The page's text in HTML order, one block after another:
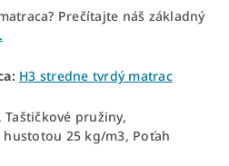
Prečítajte náš základný
H3 stredne tvrdý matrac
Taštičkové pružiny,
hustotou 25 kg/m3, Poťah